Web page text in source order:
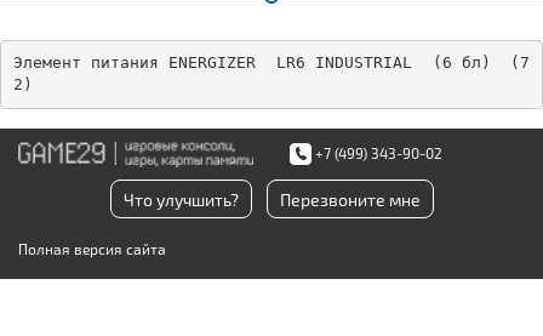
Элемент питания ENERGIZER  LR6 INDUSTRIAL  (6 бл)  (7
2)
+7 (499) 343-90-02
Что улучшить? Перезвоните мне
Полная версия сайта